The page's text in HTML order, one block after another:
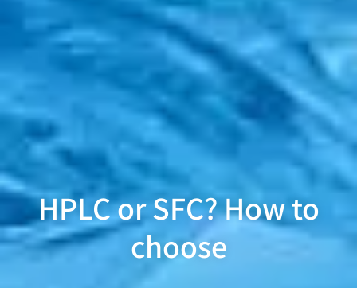
HPLC or SFC? How to
choose